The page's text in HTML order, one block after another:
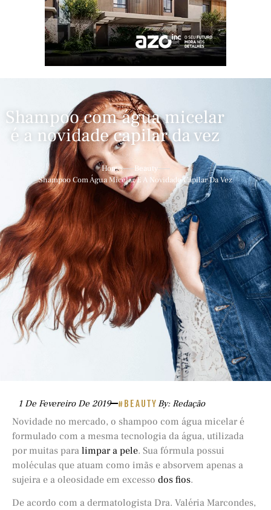
Shampoo com água micelar
é a novidade capilar da vez
Home
Beauty
Shampoo Com Água Micelar É A Novidade Capilar Da Vez
1 De Fevereiro De 2019 #BEAUTY By: Redação
Novidade no mercado, o shampoo com água micelar é
formulado com a mesma tecnologia da água, utilizada
por muitas para limpar a pele. Sua fórmula possui
moléculas que atuam como imãs e absorvem apenas a
sujeira e a oleosidade em excesso dos fios.
De acordo com a dermatologista Dra. Valéria Marcondes,